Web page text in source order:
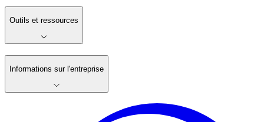
Outils et ressources
Informations sur l'entreprise